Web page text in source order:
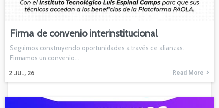
Firma de convenio interinstitucional
2 JUL, 26
Seguimos construyendo oportunidades a través de alianzas.
Firmamos un convenio…
Read More